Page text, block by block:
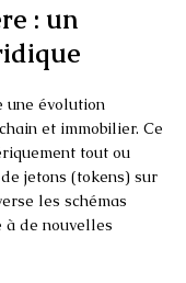
: un
une évolution
et immobilier. Ce
tout ou
jetons (tokens) sur
les schémas
de nouvelles